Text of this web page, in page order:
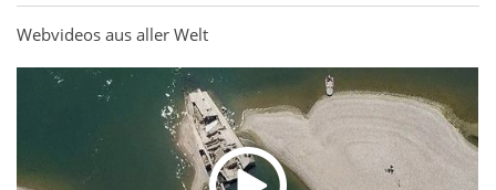
Webvideos aus aller Welt